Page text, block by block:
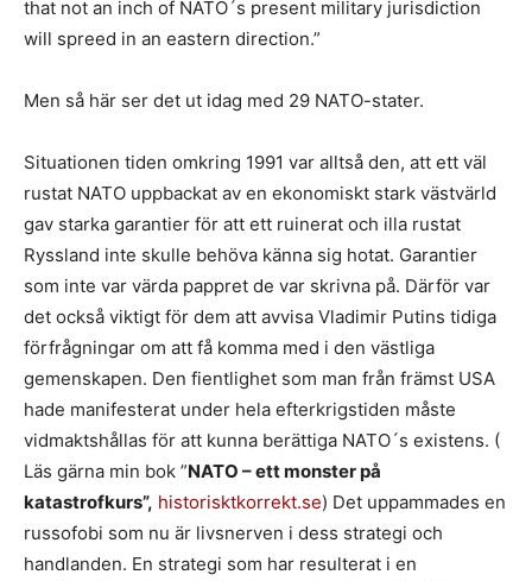
that not an inch of NATO´s present military jurisdiction
will spreed in an eastern direction.”
Men så här ser det ut idag med 29 NATO-stater.
Situationen tiden omkring 1991 var alltså den, att ett väl
rustat NATO uppbackat av en ekonomiskt stark västvärld
gav starka garantier för att ett ruinerat och illa rustat
Ryssland inte skulle behöva känna sig hotat. Garantier
som inte var värda pappret de var skrivna på. Därför var
det också viktigt för dem att avvisa Vladimir Putins tidiga
förfrågningar om att få komma med i den västliga
gemenskapen. Den fientlighet som man från främst USA
hade manifesterat under hela efterkrigstiden måste
vidmaktshållas för att kunna berättiga NATO´s existens. (
Läs gärna min bok ”NATO – ett monster på
katastrofkurs”, historisktkorrekt.se) Det uppammades en
russofobi som nu är livsnerven i dess strategi och
handlanden. En strategi som har resulterat i en